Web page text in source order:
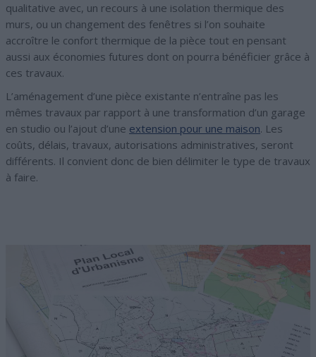
qualitative avec, un recours à une isolation thermique des
murs, ou un changement des fenêtres si l’on souhaite
accroître le confort thermique de la pièce tout en pensant
aussi aux économies futures dont on pourra bénéficier grâce à
ces travaux.
L’aménagement d’une pièce existante n’entraîne pas les
mêmes travaux par rapport à une transformation d’un garage
en studio ou l’ajout d’une extension pour une maison. Les
coûts, délais, travaux, autorisations administratives, seront
différents. Il convient donc de bien délimiter le type de travaux
à faire.